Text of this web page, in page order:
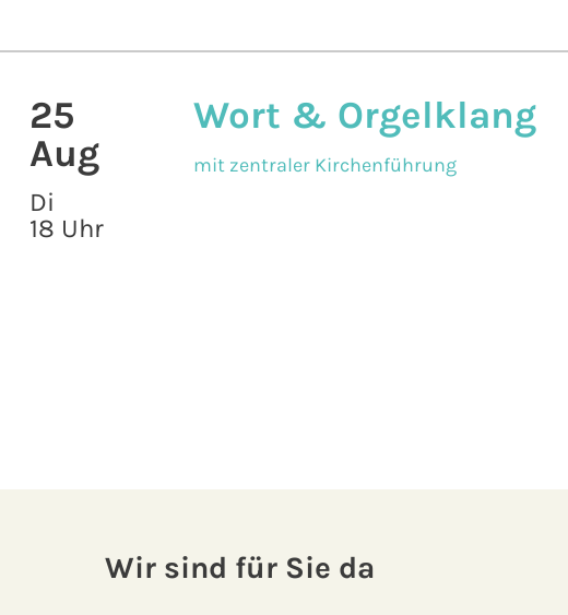
25
Aug
Di
18 Uhr
Wort & Orgelklang
mit zentraler Kirchenführung
Wir sind für Sie da